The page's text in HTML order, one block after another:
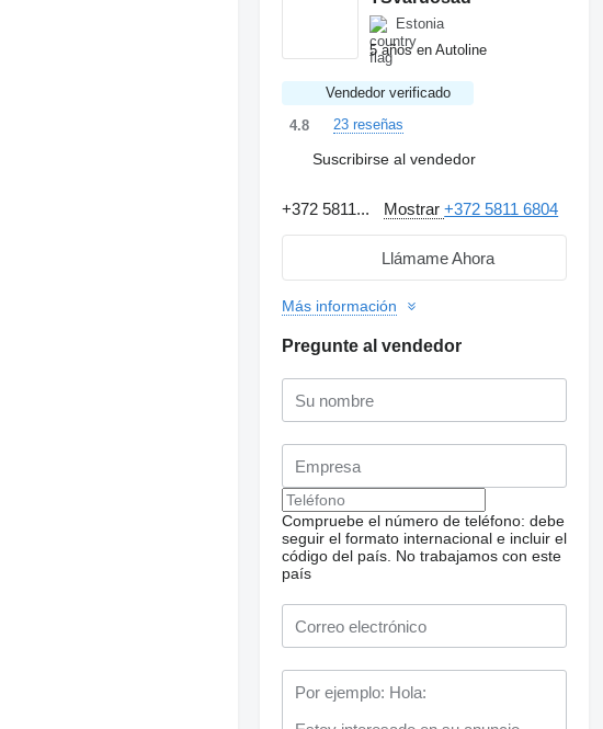
Solicitar fotos
adicionales
Estonia
5 años en Autoline
Vendedor verificado
4.8
23 reseñas
Suscribirse al vendedor
+372 5811... Mostrar+372 5811 6804
Llámame Ahora
Más información
Pregunte al vendedor
Compruebe el número de teléfono: debe
seguir el formato internacional e incluir el
código del país. No trabajamos con este
país